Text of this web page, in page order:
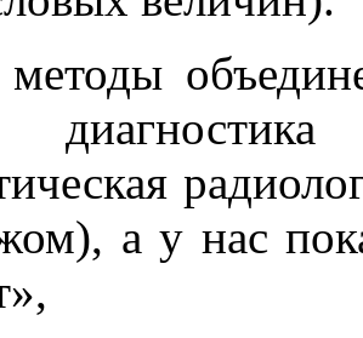
а у нас